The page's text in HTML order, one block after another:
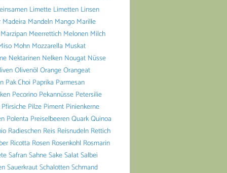
Limette Limetten Linsen
Madeira Mandeln Mango Marille
Marzipan Meerrettich Melonen Milch
Mohn Mozzarella Muskat
Nektarinen Nelken Nougat Nüsse
Olivenöl OrangeOrangeat
Pak Choi Paprika Parmesan
Pecorino Pekannüsse Petersilie
Pfirsiche Pilze Piment Pinienkerne
Polenta PreiselbeerenQuarkQuinoa
Radieschen Reis Reisnudeln Rettich
Ricotta Rosen Rosenkohl Rosmarin
SafranSahneSakeSalatSalbei
SauerkrautSchalottenSchmand